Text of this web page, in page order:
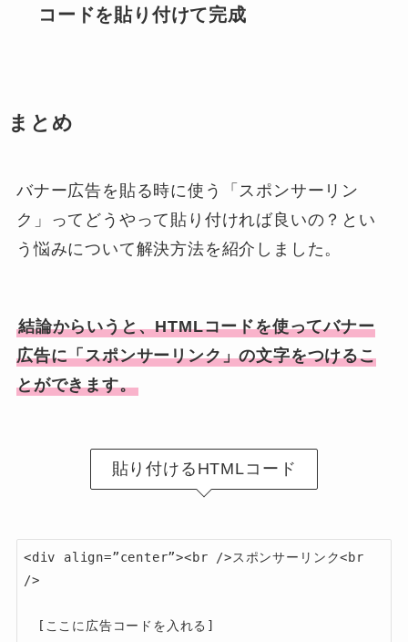
コードを貼り付けて完成
まとめ
バナー広告を貼る時に使う「スポンサーリン
ク」ってどうやって貼り付ければ良いの？とい
う悩みについて解決方法を紹介しました。
結論からいうと、HTMLコードを使ってバナー
広告に「スポンサーリンク」の文字をつけるこ
とができます。
貼り付けるHTMLコード
<div align=”center”><br />スポンサーリンク<br
/>
[ここに広告コードを入れる]